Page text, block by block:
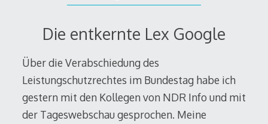
Die entkernte Lex Google
Über die Verabschiedung des
Leistungschutzrechtes im Bundestag habe ich
gestern mit den Kollegen von NDR Info und mit
der Tageswebschau gesprochen. Meine